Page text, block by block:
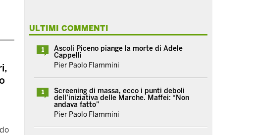
ULTIMI COMMENTI
1
Ascoli Piceno piange la morte di Adele
Cappelli
Pier Paolo Flammini
1
Screening di massa, ecco i punti deboli
dell’iniziativa delle Marche. Maffei: “Non
andava fatto”
Pier Paolo Flammini